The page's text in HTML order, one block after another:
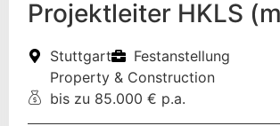
Projektleiter HKLS
Stuttgart
Festanstellung
Property & Construction
bis zu 85.000 € p.a.